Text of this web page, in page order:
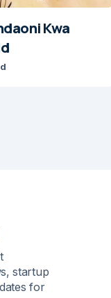
Kwa
startup
for